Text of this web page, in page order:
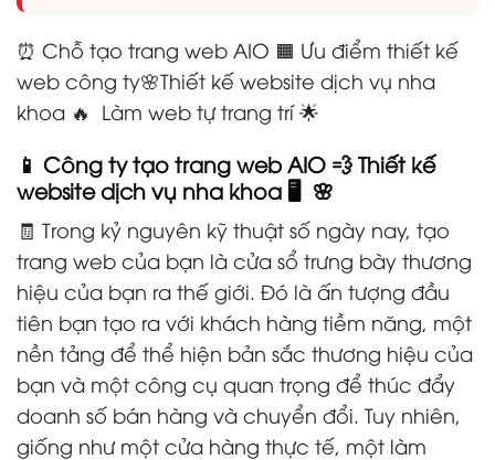
⏰ Chỗ tạo trang web AIO 🟧 Ưu điểm thiết kế
web công ty🌸Thiết kế website dịch vụ nha
khoa 🔥 Làm web tự trang trí 🌟
📱 Công ty tạo trang web AIO 💨 Thiết kế
website dịch vụ nha khoa 🖥️ 🌸
🧾 Trong kỷ nguyên kỹ thuật số ngày nay, tạo
trang web của bạn là cửa sổ trưng bày thương
hiệu của bạn ra thế giới. Đó là ấn tượng đầu
tiên bạn tạo ra với khách hàng tiềm năng, một
nền tảng để thể hiện bản sắc thương hiệu của
bạn và một công cụ quan trọng để thúc đẩy
doanh số bán hàng và chuyển đổi. Tuy nhiên,
giống như một cửa hàng thực tế, một làm